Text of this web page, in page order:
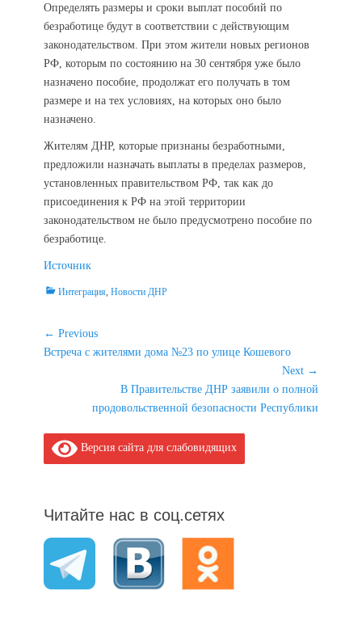
Определять размеры и сроки выплат пособий по
безработице будут в соответствии с действующим
законодательством. При этом жители новых регионов
РФ, которым по состоянию на 30 сентября уже было
назначено пособие, продолжат его получать в том
размере и на тех условиях, на которых оно было
назначено.
Жителям ДНР, которые признаны безработными,
предложили назначать выплаты в пределах размеров,
установленных правительством РФ, так как до
присоединения к РФ на этой территории
законодательством не было предусмотрено пособие по
безработице.
Источник
Categories
Интеграция, Новости ДНР
Навигация
по
← Previous
Previous
Встреча с жителями дома №23 по улице Кошевого
Next →
В Правительстве ДНР заявили о полной
продовольственной безопасности Республики
Версия сайта для слабовидящих
Читайте нас в соц.сетях